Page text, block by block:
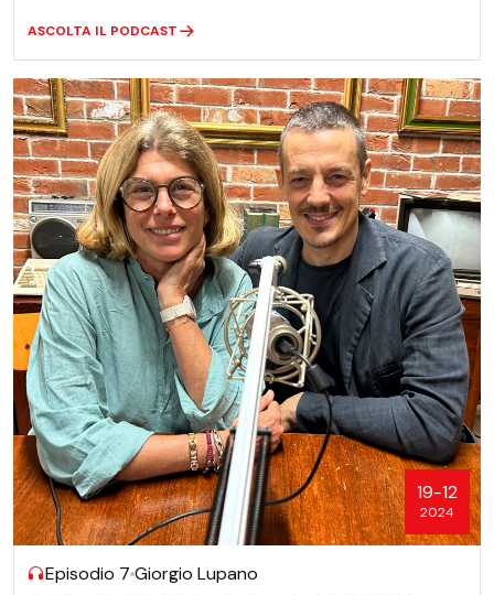
ASCOLTA IL PODCAST
19-12
2024
Episodio 7 Giorgio Lupano